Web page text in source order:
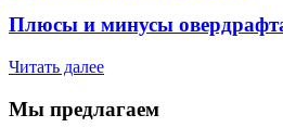
Плюсы и минусы
Читать далее
Мы предлагаем